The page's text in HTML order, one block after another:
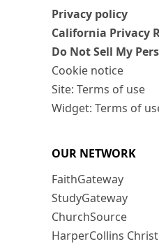
Privacy policy
California Privacy
Do Not Sell My
Cookie notice
Site: Terms of use
Widget: Terms of
OUR NETWORK
FaithGateway
StudyGateway
ChurchSource
HarperCollins